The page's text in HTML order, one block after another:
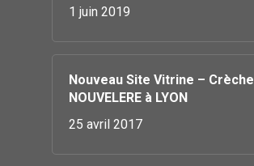
1 juin 2019
Nouveau Site Vitrine – Crèche
NOUVELERE à LYON
25 avril 2017